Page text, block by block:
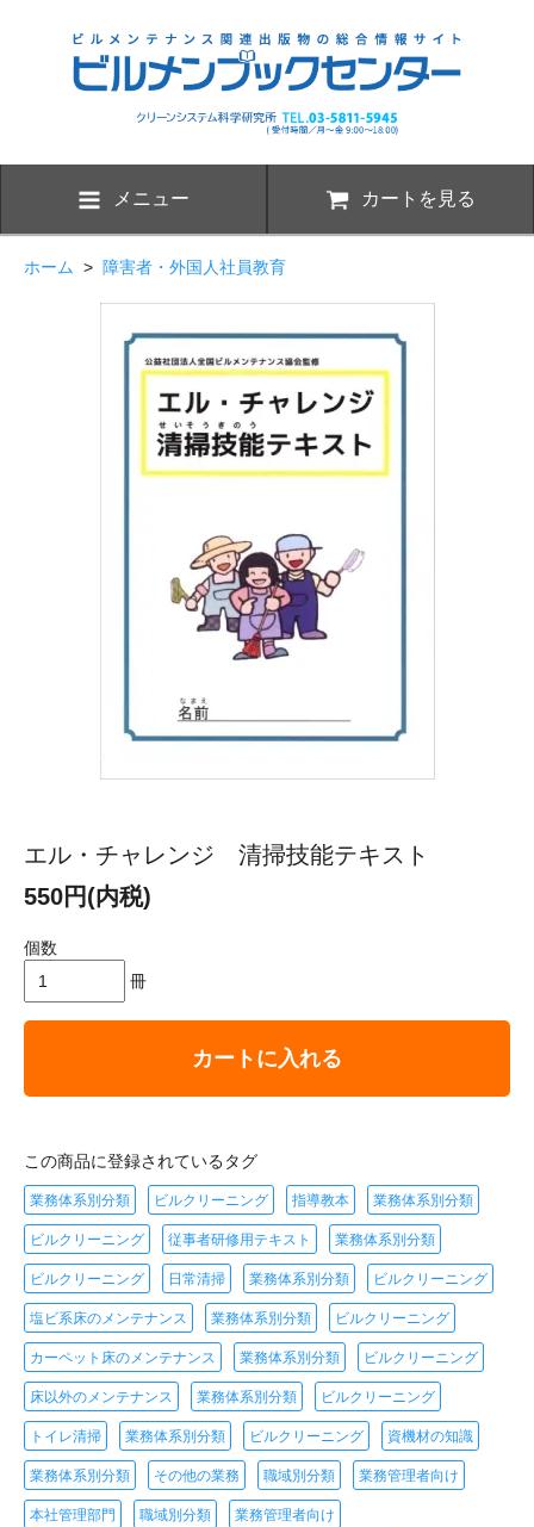
メニュー カートを見る
ホーム > 障害者・外国人社員教育
エル・チャレンジ 清掃技能テキスト
550円(内税)
個数
冊
カートに入れる
この商品に登録されているタグ
業務体系別分類 ビルクリーニング 指導教本 業務体系別分類
ビルクリーニング 従事者研修用テキスト 業務体系別分類
ビルクリーニング 日常清掃 業務体系別分類 ビルクリーニング
塩ビ系床のメンテナンス 業務体系別分類 ビルクリーニング
カーペット床のメンテナンス 業務体系別分類 ビルクリーニング
床以外のメンテナンス 業務体系別分類 ビルクリーニング
トイレ清掃 業務体系別分類 ビルクリーニング 資機材の知識
業務体系別分類 その他の業務 職域別分類 業務管理者向け
本社管理部門 職域別分類 業務管理者向け